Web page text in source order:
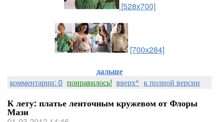
[528x700]
[700x284]
дальше
комментарии: 0 понравилось! вверх^ к полной версии
К лету: платье ленточным кружевом от Флоры
Мази